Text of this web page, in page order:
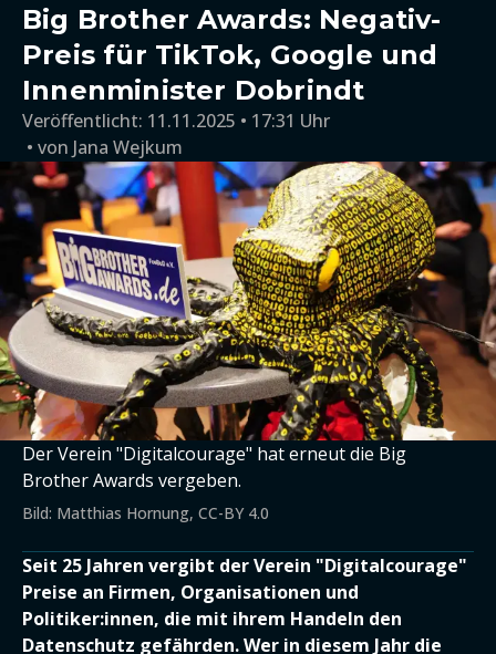
Big Brother Awards: Negativ-
Preis für TikTok, Google und
Innenminister Dobrindt
Veröffentlicht: 11.11.2025 • 17:31 Uhr
von Jana Wejkum
Der Verein "Digitalcourage" hat erneut die Big
Brother Awards vergeben.
Bild: Matthias Hornung, CC-BY 4.0
Seit 25 Jahren vergibt der Verein "Digitalcourage"
Preise an Firmen, Organisationen und
Politiker:innen, die mit ihrem Handeln den
Datenschutz gefährden. Wer in diesem Jahr die